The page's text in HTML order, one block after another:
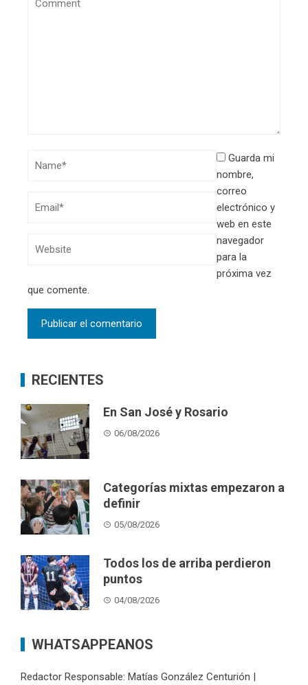
Guarda mi
nombre,
correo
electrónico y
web en este
navegador
para la
próxima vez
que comente.
RECIENTES
En San José y Rosario
06/08/2026
Categorías mixtas empezaron a
definir
05/08/2026
Todos los de arriba perdieron
puntos
04/08/2026
WHATSAPPEANOS
Redactor Responsable: Matías González Centurión |